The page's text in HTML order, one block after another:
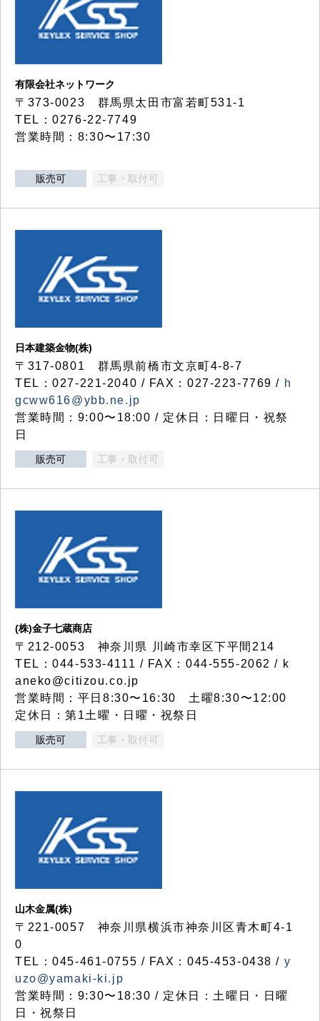
有限会社ネットワーク
〒373-0023 群馬県太田市富若町531-1
TEL：0276-22-7749
営業時間：8:30〜17:30
販売可 工事・取付可
日本建築金物(株)
〒317‐0801 群馬県前橋市文京町4-8-7
TEL：027-221-2040 / FAX：027-223-7769 / h
gcww616@ybb.ne.jp
営業時間：9:00〜18:00 / 定休日：日曜日・祝祭
日
販売可 工事・取付可
(株)金子七蔵商店
〒212-0053 神奈川県 川崎市幸区下平間214
TEL：044-533-4111 / FAX：044-555-2062 / k
aneko@citizou.co.jp
営業時間：平日8:30〜16:30 土曜8:30〜12:00
定休日：第1土曜・日曜・祝祭日
販売可 工事・取付可
山木金属(株)
〒221-0057 神奈川県横浜市神奈川区青木町4-1
0
TEL：045-461-0755 / FAX：045-453-0438 / y
uzo@yamaki-ki.jp
営業時間：9:30〜18:30 / 定休日：土曜日・日曜
日・祝祭日